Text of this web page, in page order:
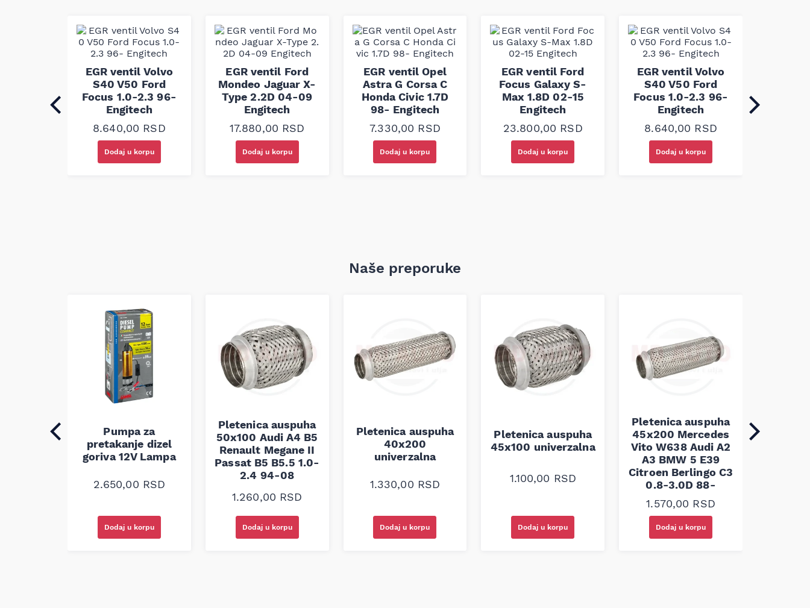
EGR ventil Volvo
S40 V50 Ford
Focus 1.0-2.3 96-
Engitech
8.640,00 RSD
Dodaj u korpu
EGR ventil Ford
Mondeo Jaguar X-
Type 2.2D 04-09
Engitech
17.880,00 RSD
Dodaj u korpu
EGR ventil Opel
Astra G Corsa C
Honda Civic 1.7D
98- Engitech
7.330,00 RSD
Dodaj u korpu
EGR ventil Ford
Focus Galaxy S-
Max 1.8D 02-15
Engitech
23.800,00 RSD
Dodaj u korpu
EGR ventil Volvo
S40 V50 Ford
Focus 1.0-2.3 96-
Engitech
8.640,00 RSD
Dodaj u korpu
Naše preporuke
Pumpa za
pretakanje dizel
goriva 12V Lampa
2.650,00 RSD
Dodaj u korpu
Pletenica auspuha
50x100 Audi A4 B5
Renault Megane II
Passat B5 B5.5 1.0-
2.4 94-08
1.260,00 RSD
Dodaj u korpu
Pletenica auspuha
40x200
univerzalna
1.330,00 RSD
Dodaj u korpu
Pletenica auspuha
45x100 univerzalna
1.100,00 RSD
Dodaj u korpu
Pletenica auspuha
45x200 Mercedes
Vito W638 Audi A2
A3 BMW 5 E39
Citroen Berlingo C3
0.8-3.0D 88-
1.570,00 RSD
Dodaj u korpu